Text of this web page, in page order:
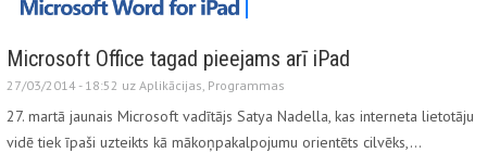
Microsoft Office tagad pieejams arī iPad
27/03/2014 - 18:52 uz Aplikācijas Programmas
27. martā jaunais Microsoft vadītājs Satya Nadella, kas interneta lietotāju
vidē tiek īpaši uzteikts kā mākoņpakalpojumu orientēts cilvēks,…